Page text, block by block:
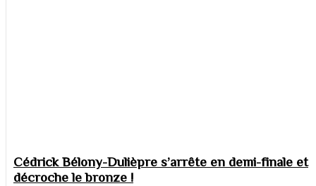
Cédrick Bélony-Dulièpre s’arrête en demi-finale et
décroche le bronze !